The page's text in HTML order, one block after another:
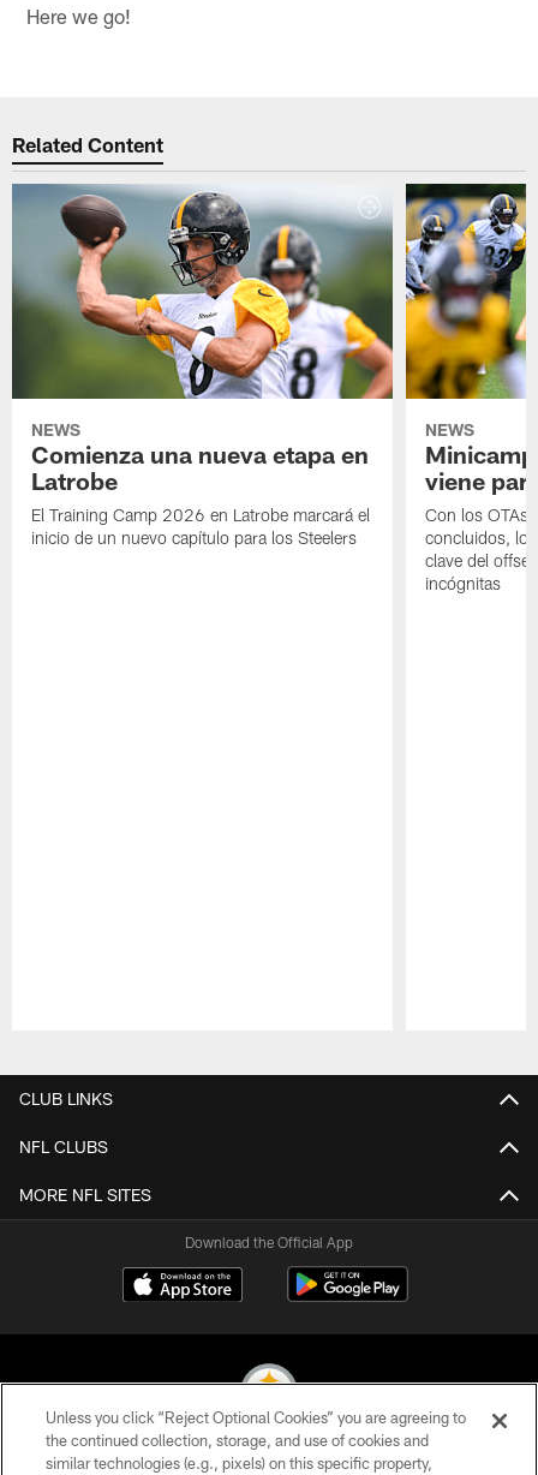
Here we go!
Related Content
NEWS
Comienza una nueva etapa en
Latrobe
El Training Camp 2026 en Latrobe marcará el
inicio de un nuevo capítulo para los Steelers
NEWS
viene
Con los OTAs
concluidos,
clave del
incógnitas
CLUB LINKS
NFL CLUBS
MORE NFL SITES
Download the Official App
© 2026 Pittsburgh Steelers. All Rights Reserved
Unless you click “Reject Optional Cookies” you are agreeing to
the continued collection, storage, and use of cookies and
similar technologies (e.g., pixels) on this specific property,